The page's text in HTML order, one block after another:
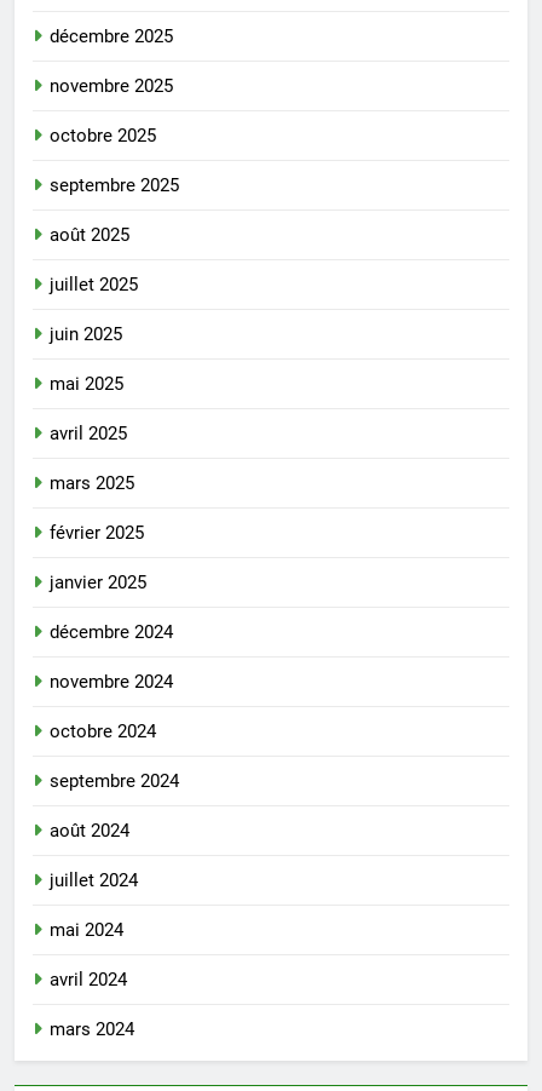
décembre 2025
novembre 2025
octobre 2025
septembre 2025
août 2025
juillet 2025
juin 2025
mai 2025
avril 2025
mars 2025
février 2025
janvier 2025
décembre 2024
novembre 2024
octobre 2024
septembre 2024
août 2024
juillet 2024
mai 2024
avril 2024
mars 2024